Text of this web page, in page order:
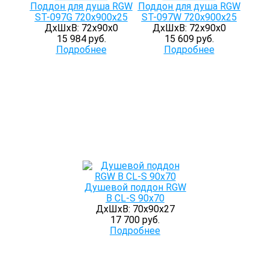
Поддон для душа RGW
ST-097G 720х900х25
ДхШхВ: 72х90х0
15 984 руб.
Подробнее
Поддон для душа RGW
ST-097W 720x900x25
ДхШхВ: 72х90х0
15 609 руб.
Подробнее
Душевой поддон RGW
B CL-S 90x70
ДхШхВ: 70х90х27
17 700 руб.
Подробнее